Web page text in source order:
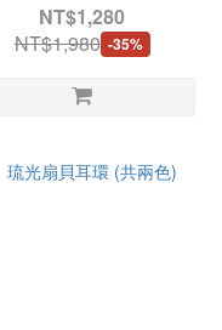
NT$1,280
NT$1,980 -35%